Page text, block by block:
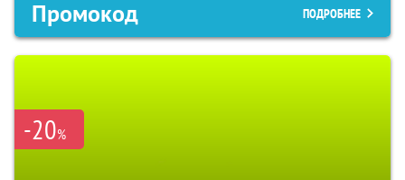
Промокод ПОДРОБНЕЕ
-20%